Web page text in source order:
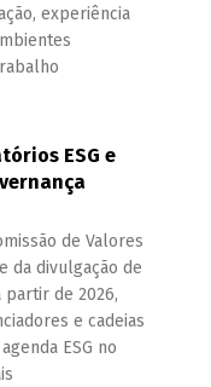
experiência
ESG e
de Valores
da divulgação de
de 2026,
e cadeias
ESG no